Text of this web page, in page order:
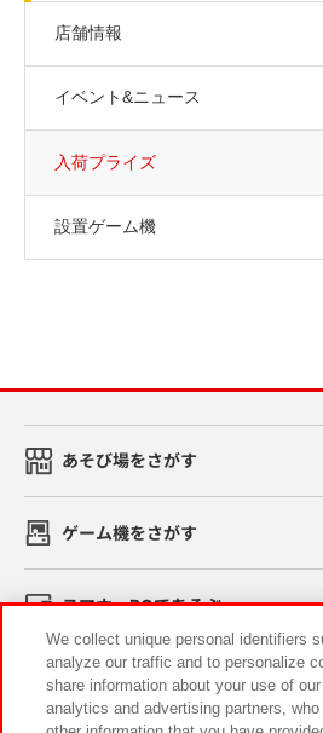
店舗情報
イベント&ニュース
入荷プライズ
設置ゲーム機
あそび場をさがす
ゲーム機をさがす
スマホ・PCであそぶ
イベント・キャンペーン
We collect unique personal identifiers
analyze our traffic and to personalize
share information about your use of
analytics and advertising partners,